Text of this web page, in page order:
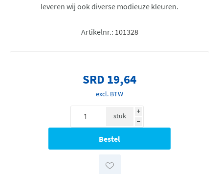
leveren wij ook diverse modieuze kleuren.
Artikelnr.: 101328
SRD 19,64
excl. BTW
i
h
stuk